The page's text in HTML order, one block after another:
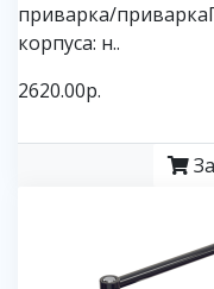
приварка/
корпуса: н..
2620.00р.